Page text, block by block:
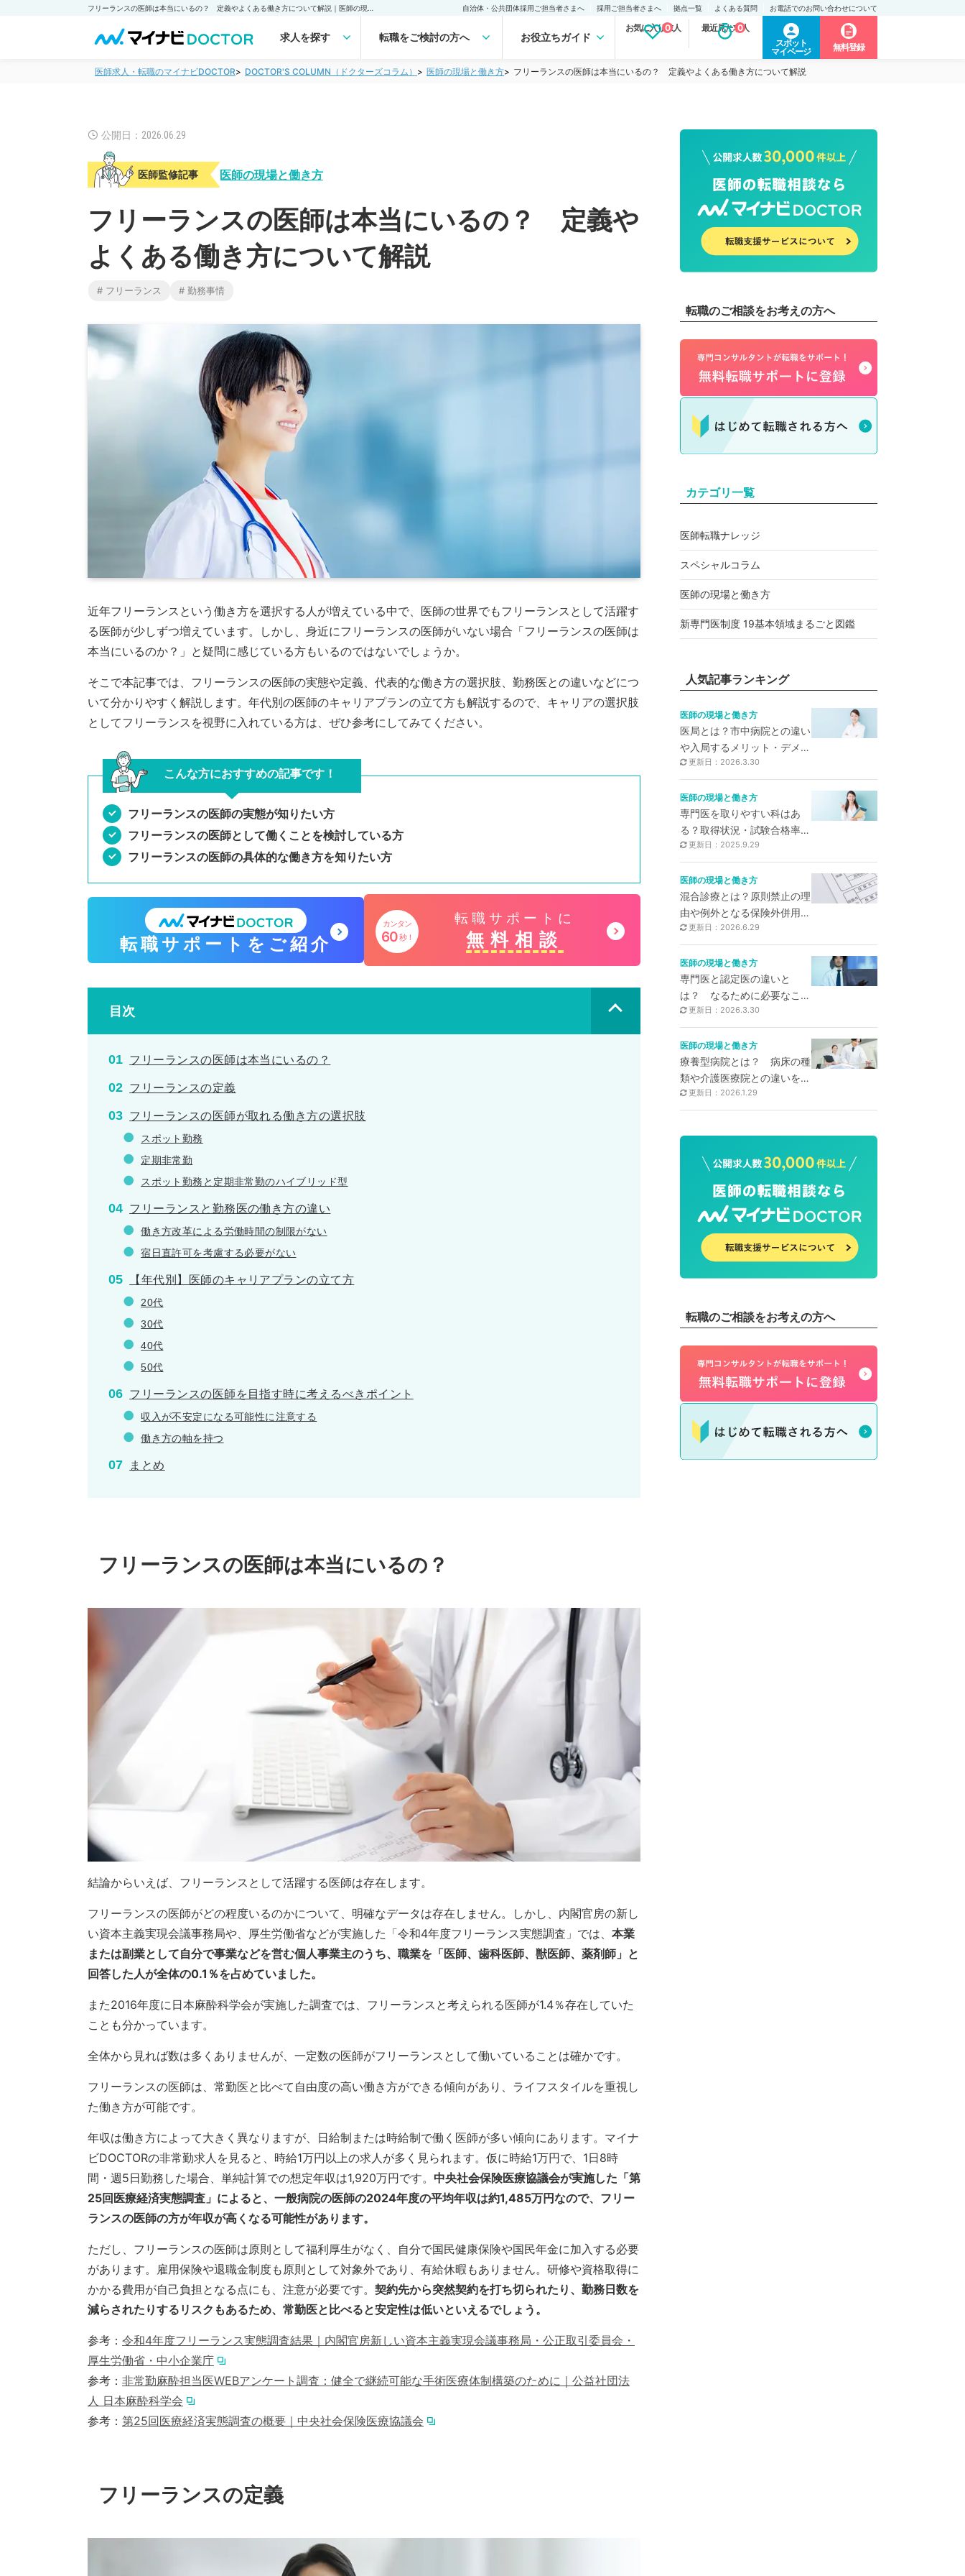
自治体・公共団体採用ご担当者さまへ 採用ご担当者さまへ 拠点一覧 よくある質問 お電話でのお問い合わせについて
求人を探す 転職をご検討の方へ お役立ちガイド
お気に入り求人
0 最近見た求人
0
スポット
マイページ
無料登録
医師求人・転職のマイナビDOCTOR DOCTOR'S COLUMN（ドクターズコラム） 医師の現場と働き方 フリーランスの医師は本当にいるの？ 定義やよくある働き方について解説
公開日：2026.06.29
医師監修記事 医師の現場と働き方
フリーランスの医師は本当にいるの？ 定義や
よくある働き方について解説
# フリーランス # 勤務事情
近年フリーランスという働き方を選択する人が増えている中で、医師の世界でもフリーランスとして活躍す
る医師が少しずつ増えています。しかし、身近にフリーランスの医師がいない場合「フリーランスの医師は
本当にいるのか？」と疑問に感じている方もいるのではないでしょうか。
そこで本記事では、フリーランスの医師の実態や定義、代表的な働き方の選択肢、勤務医との違いなどにつ
いて分かりやすく解説します。年代別の医師のキャリアプランの立て方も解説するので、キャリアの選択肢
としてフリーランスを視野に入れている方は、ぜひ参考にしてみてください。
こんな方におすすめの記事です！
フリーランスの医師の実態が知りたい方
フリーランスの医師として働くことを検討している方
フリーランスの医師の具体的な働き方を知りたい方
転職サポートをご紹介
グ
ル
ー
ク
カンタン
60秒！
転職サポートに
無料相談
グ
ル
ー
プ
リ
目次
フリーランスの医師は本当にいるの？
フリーランスの定義
フリーランスの医師が取れる働き方の選択肢
スポット勤務
定期非常勤
スポット勤務と定期非常勤のハイブリッド型
フリーランスと勤務医の働き方の違い
働き方改革による労働時間の制限がない
宿日直許可を考慮する必要がない
【年代別】医師のキャリアプランの立て方
20代
30代
40代
50代
フリーランスの医師を目指す時に考えるべきポイント
収入が不安定になる可能性に注意する
働き方の軸を持つ
まとめ
フリーランスの医師は本当にいるの？
結論からいえば、フリーランスとして活躍する医師は存在します。
フリーランスの医師がどの程度いるのかについて、明確なデータは存在しません。しかし、内閣官房の新し
い資本主義実現会議事務局や、厚生労働省などが実施した「令和4年度フリーランス実態調査」では、 本業
または副業として自分で事業などを営む個人事業主のうち、職業を「医師、歯科医師、獣医師、薬剤師」と
回答した人が全体の0.1％を占めていました。
また2016年度に日本麻酔科学会が実施した調査では、フリーランスと考えられる医師が1.4％存在していた
ことも分かっています。
全体から見れば数は多くありませんが、一定数の医師がフリーランスとして働いていることは確かです。
フリーランスの医師は、常勤医と比べて自由度の高い働き方ができる傾向があり、ライフスタイルを重視し
た働き方が可能です。
年収は働き方によって大きく異なりますが、日給制または時給制で働く医師が多い傾向にあります。マイナ
ビDOCTORの非常勤求人を見ると、時給1万円以上の求人が多く見られます。仮に時給1万円で、1日8時
間・週5日勤務した場合、単純計算での想定年収は1,920万円です。 中央社会保険医療協議会が実施した「第
25回医療経済実態調査」によると、一般病院の医師の2024年度の平均年収は約1,485万円なので、フリー
ランスの医師の方が年収が高くなる可能性があります。
ただし、フリーランスの医師は原則として福利厚生がなく、自分で国民健康保険や国民年金に加入する必要
があります。雇用保険や退職金制度も原則として対象外であり、有給休暇もありません。研修や資格取得に
かかる費用が自己負担となる点にも、注意が必要です。 契約先から突然契約を打ち切られたり、勤務日数を
減らされたりするリスクもあるため、常勤医と比べると安定性は低いといえるでしょう。
参考： 令和4年度フリーランス実態調査結果｜内閣官房新しい資本主義実現会議事務局・公正取引委員会・
厚生労働省・中小企業庁
参考： 非常勤麻酔担当医WEBアンケート調査：健全で継続可能な手術医療体制構築のために｜公益社団法
人 日本麻酔科学会
参考： 第25回医療経済実態調査の概要｜中央社会保険医療協議会
フリーランスの定義
転職のご相談をお考えの方へ
カテゴリ一覧
医師転職ナレッジ
スペシャルコラム
医師の現場と働き方
新専門医制度 19基本領域まるごと図鑑
人気記事ランキング
医師の現場と働き方
医局とは？市中病院との違い
や入局するメリット・デメリ
ットも解説
更新日：2026.3.30
医師の現場と働き方
専門医を取りやすい科はあ
る？取得状況・試験合格率・
専門医を取るメリットを解説
更新日：2025.9.29
医師の現場と働き方
混合診療とは？原則禁止の理
由や例外となる保険外併用療
養費制度、注意点を解説！
更新日：2026.6.29
医師の現場と働き方
専門医と認定医の違いと
は？ なるために必要なこと
とメリットを解説
更新日：2026.3.30
医師の現場と働き方
療養型病院とは？ 病床の種
類や介護医療院との違いを解
説！
更新日：2026.1.29
転職のご相談をお考えの方へ